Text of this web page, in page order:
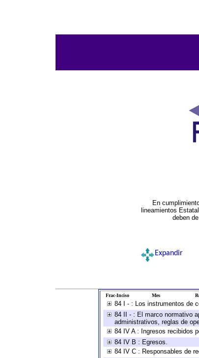
En
lineamientos
deben
Expandir
Frac-Inciso Mes
84 I - : Los instrumentos de
84 II - : El marco normativo
administrativos, reglas de
84 IV A : Ingresos recibidos
84 IV B : Egresos.
84 IV C : Responsables de